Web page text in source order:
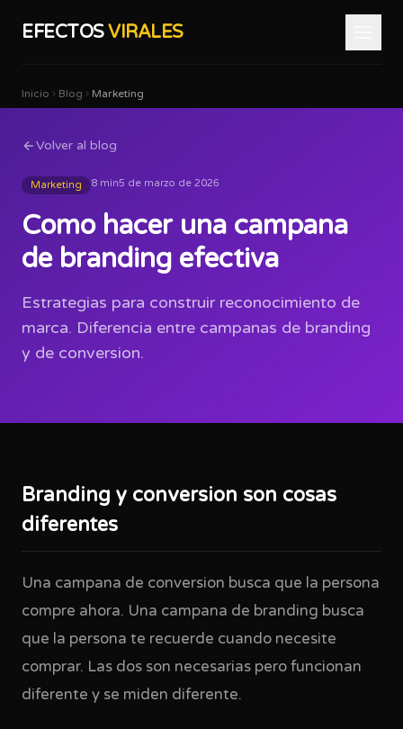
EFECTOSVIRALES
Inicio Blog Marketing
Volver al blog
Marketing 8 min5 de marzo de 2026
Como hacer una campana
de branding efectiva
Estrategias para construir reconocimiento de
marca. Diferencia entre campanas de branding
y de conversion.
Branding y conversion son cosas
diferentes
Una campana de conversion busca que la persona
compre ahora. Una campana de branding busca
que la persona te recuerde cuando necesite
comprar. Las dos son necesarias pero funcionan
diferente y se miden diferente.